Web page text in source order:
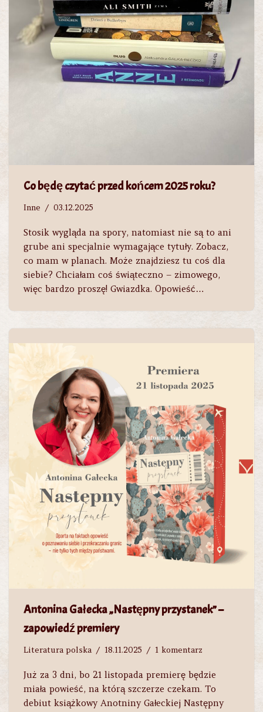
Co będę czytać przed końcem 2025 roku?
Inne 03.12.2025
Stosik wygląda na spory, natomiast nie są to ani
grube ani specjalnie wymagające tytuły. Zobacz,
co mam w planach. Może znajdziesz tu coś dla
siebie? Chciałam coś świąteczno – zimowego,
więc bardzo proszę! Gwiazdka. Opowieść…
Antonina Gałecka „Następny przystanek” –
zapowiedź premiery
Literatura polska 18.11.2025 1 komentarz
Już za 3 dni, bo 21 listopada premierę będzie
miała powieść, na którą szczerze czekam. To
debiut książkowy Anotniny Gałeckiej Następny